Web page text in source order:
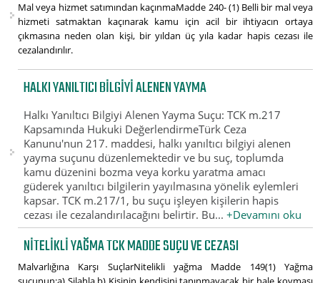
Mal veya hizmet satımından kaçınmaMadde 240- (1) Belli bir mal veya
hizmeti satmaktan kaçınarak kamu için acil bir ihtiyacın ortaya
çıkmasına neden olan kişi, bir yıldan üç yıla kadar hapis cezası ile
cezalandırılır.
HALKI YANILTICI BILGIYI ALENEN YAYMA
Halkı Yanıltıcı Bilgiyi Alenen Yayma Suçu: TCK m.217
Kapsamında Hukuki DeğerlendirmeTürk Ceza
Kanunu'nun 217. maddesi, halkı yanıltıcı bilgiyi alenen
yayma suçunu düzenlemektedir ve bu suç, toplumda
kamu düzenini bozma veya korku yaratma amacı
güderek yanıltıcı bilgilerin yayılmasına yönelik eylemleri
kapsar. TCK m.217/1, bu suçu işleyen kişilerin hapis
cezası ile cezalandırılacağını belirtir. Bu...+Devamını oku
NITELIKLI YAĞMA TCK MADDE SUÇU VE CEZASI
Malvarlığına Karşı SuçlarNitelikli yağma Madde 149(1) Yağma